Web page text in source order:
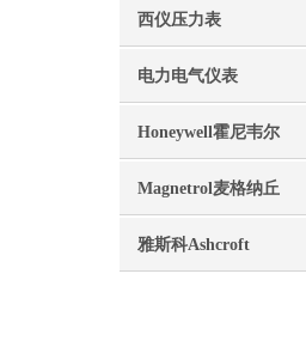
西仪压力表
电力电气仪表
Honeywell霍尼韦尔
Magnetrol麦格纳丘
雅斯科Ashcroft